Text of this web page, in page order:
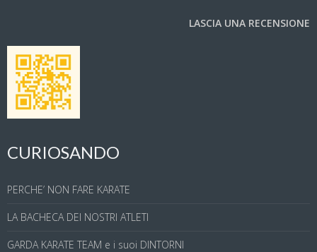
LASCIA UNA RECENSIONE
CURIOSANDO
PERCHE’ NON FARE KARATE
LA BACHECA DEI NOSTRI ATLETI
GARDA KARATE TEAM e i suoi DINTORNI